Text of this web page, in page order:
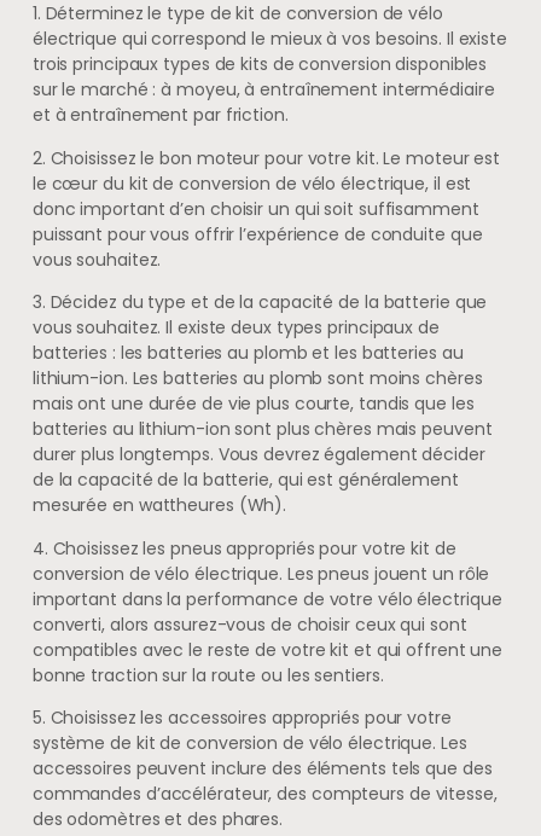
1. Déterminez le type de kit de conversion de vélo
électrique qui correspond le mieux à vos besoins. Il existe
trois principaux types de kits de conversion disponibles
sur le marché : à moyeu, à entraînement intermédiaire
et à entraînement par friction.
2. Choisissez le bon moteur pour votre kit. Le moteur est
le cœur du kit de conversion de vélo électrique, il est
donc important d’en choisir un qui soit suffisamment
puissant pour vous offrir l’expérience de conduite que
vous souhaitez.
3. Décidez du type et de la capacité de la batterie que
vous souhaitez. Il existe deux types principaux de
batteries : les batteries au plomb et les batteries au
lithium-ion. Les batteries au plomb sont moins chères
mais ont une durée de vie plus courte, tandis que les
batteries au lithium-ion sont plus chères mais peuvent
durer plus longtemps. Vous devrez également décider
de la capacité de la batterie, qui est généralement
mesurée en wattheures (Wh).
4. Choisissez les pneus appropriés pour votre kit de
conversion de vélo électrique. Les pneus jouent un rôle
important dans la performance de votre vélo électrique
converti, alors assurez-vous de choisir ceux qui sont
compatibles avec le reste de votre kit et qui offrent une
bonne traction sur la route ou les sentiers.
5. Choisissez les accessoires appropriés pour votre
système de kit de conversion de vélo électrique. Les
accessoires peuvent inclure des éléments tels que des
commandes d’accélérateur, des compteurs de vitesse,
des odomètres et des phares.